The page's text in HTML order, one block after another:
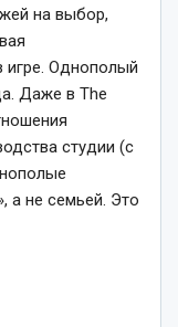
на выбор,
игре. Однополый
Даже в The
студии (с
а не семьей. Это